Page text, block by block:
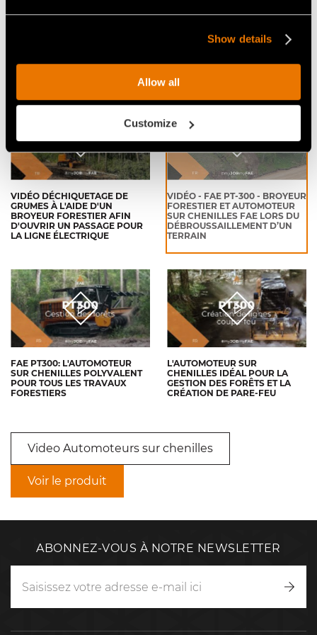
Show details
Allow all
Customize
VIDÉO - FAE PT300 -
ALBERTA (CANADA)
VIDEO - FAE PT-300 -
CHENILLES PRÊT À TOUT
VIDÉO DÉCHIQUETAGE DE
GRUMES À L'AIDE D'UN
BROYEUR FORESTIER AFIN
D'OUVRIR UN PASSAGE POUR
LA LIGNE ÉLECTRIQUE
VIDÉO - FAE PT-300 - BROYEUR
FORESTIER ET AUTOMOTEUR
SUR CHENILLES FAE LORS DU
DÉBROUSSAILLEMENT D’UN
TERRAIN
FAE PT300: L'AUTOMOTEUR
SUR CHENILLES POLYVALENT
POUR TOUS LES TRAVAUX
FORESTIERS
L'AUTOMOTEUR SUR
CHENILLES IDÉAL POUR LA
GESTION DES FORÊTS ET LA
CRÉATION DE PARE-FEU
Video Automoteurs sur chenilles
Voir le produit
ABONNEZ-VOUS À NOTRE NEWSLETTER